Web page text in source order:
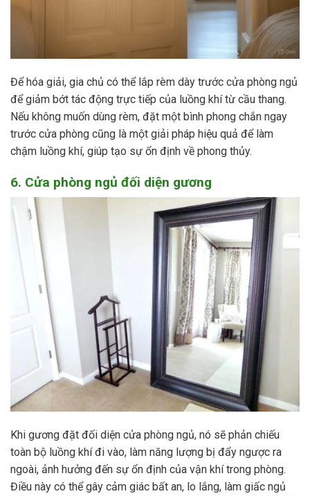
Để hóa giải, gia chủ có thể lắp rèm dày trước cửa phòng ngủ
để giảm bớt tác động trực tiếp của luồng khí từ cầu thang.
Nếu không muốn dùng rèm, đặt một bình phong chắn ngay
trước cửa phòng cũng là một giải pháp hiệu quả để làm
chậm luồng khí, giúp tạo sự ổn định về phong thủy.
6. Cửa phòng ngủ đối diện gương
Khi gương đặt đối diện cửa phòng ngủ, nó sẽ phản chiếu
toàn bộ luồng khí đi vào, làm năng lượng bị đẩy ngược ra
ngoài, ảnh hưởng đến sự ổn định của vận khí trong phòng.
Điều này có thể gây cảm giác bất an, lo lắng, làm giấc ngủ